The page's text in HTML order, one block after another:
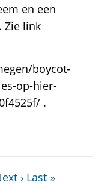
en een
Zie link
boycot-
op-hier-
.
› Last »